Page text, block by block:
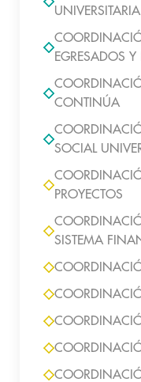
UNIVERSITARIA
EGRESADOS Y
CONTINÚA
SOCIAL
PROYECTOS
SISTEMA